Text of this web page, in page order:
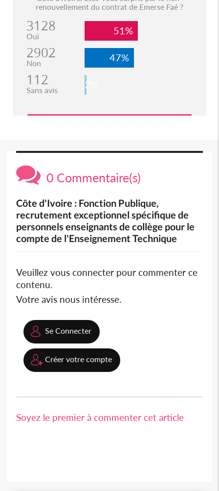
renouvellement du contrat de Emerse Faé ?
3128
Oui 51%
2902
Non 47%
112
Sans avis 2%
0 Commentaire(s)
Côte d'Ivoire : Fonction Publique,
recrutement exceptionnel spécifique de
personnels enseignants de collège pour le
compte de l'Enseignement Technique
Veuillez vous connecter pour commenter ce
contenu.
Votre avis nous intéresse.
Se Connecter
Créer votre compte
Soyez le premier à commenter cet article